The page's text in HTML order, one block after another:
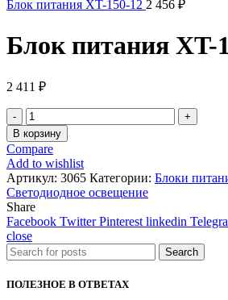
Блок питания XT-150-12 2 456 ₽
Блок питания XT-
2 411 ₽
Количество
товара
Блок
питания
XT-
120-
24
В корзину
Compare
Add to wishlist
Артикул: 3065 Категории: Блоки
Светодиодное освещение
Share
Facebook Twitter Pinterest linkedin
close
Search
ПОЛЕЗНОЕ В ОТВЕТАХ